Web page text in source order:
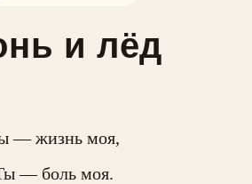
и лёд
— жизнь моя,
— боль моя.